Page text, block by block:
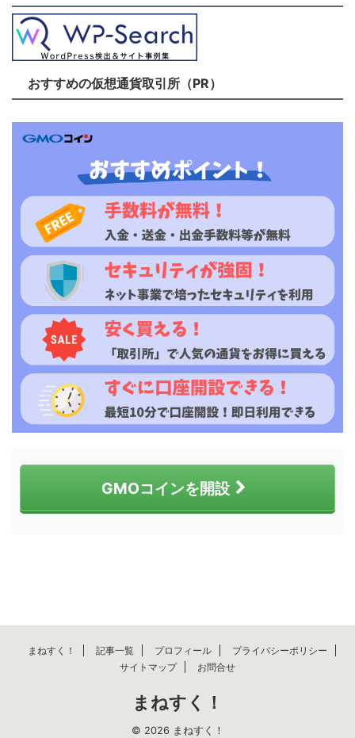
おすすめの仮想通貨取引所（PR）
GMOコインを開設
まねすく！ 記事一覧 プロフィール
プライバシーポリシー
サイトマップ
お問合せ
まねすく！
© 2026 まねすく！